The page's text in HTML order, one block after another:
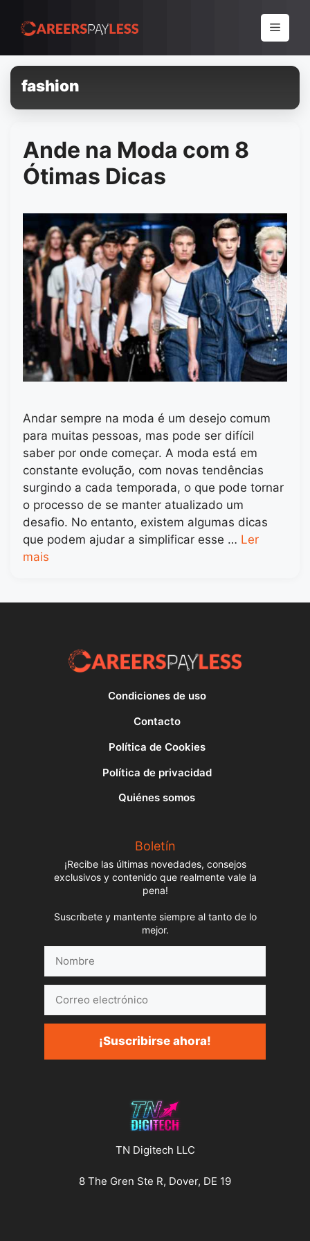
para
conteúdo
Menu
fashion
Ande na Moda com 8
Ótimas Dicas
Andar sempre na moda é um desejo comum
para muitas pessoas, mas pode ser difícil
saber por onde começar. A moda está em
constante evolução, com novas tendências
surgindo a cada temporada, o que pode tornar
o processo de se manter atualizado um
desafio. No entanto, existem algumas dicas
que podem ajudar a simplificar esse … Ler
mais
Condiciones de uso
Contacto
Política de Cookies
Política de privacidad
Quiénes somos
Boletín
¡Recibe las últimas novedades, consejos
exclusivos y contenido que realmente vale la
pena!
Suscríbete y mantente siempre al tanto de lo
mejor.
electrónico
¡Suscribirse ahora!
TN Digitech LLC
8 The Gren Ste R, Dover, DE 19